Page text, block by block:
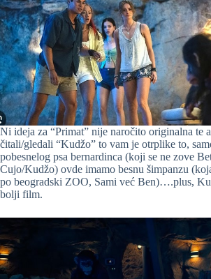
Ni ideja za “Primat” nije naročito originalna te
čitali/gledali “Kudžo” to vam je otrplike to,
pobesnelog psa bernardinca (koji se ne zove
Cujo/Kudžo) ovde imamo besnu šimpanzu
po beogradski ZOO, Sami već Ben)….plus,
bolji film.